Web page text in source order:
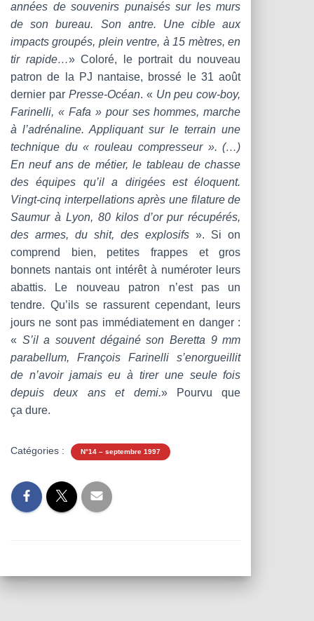
années de souvenirs punaisés sur les murs
de son bureau. Son antre. Une cible aux
impacts groupés, plein ventre, à 15 mètres, en
tir rapide…» Coloré, le portrait du nouveau
patron de la PJ nantaise, brossé le 31 août
dernier par Presse-Océan. « Un peu cow-boy,
Farinelli, « Fafa » pour ses hommes, marche
à l’adrénaline. Appliquant sur le terrain une
technique du « rouleau compresseur ». (…)
En neuf ans de métier, le tableau de chasse
des équipes qu’il a dirigées est éloquent.
Vingt-cinq interpellations après une filature de
Saumur à Lyon, 80 kilos d’or pur récupérés,
des armes, du shit, des explosifs ». Si on
comprend bien, petites frappes et gros
bonnets nantais ont intérêt à numéroter leurs
abattis. Le nouveau patron n’est pas un
tendre. Qu’ils se rassurent cependant, leurs
jours ne sont pas immédiatement en danger :
« S’il a souvent dégainé son Beretta 9 mm
parabellum, François Farinelli s’enorgueillit
de n’avoir jamais eu à tirer une seule fois
depuis deux ans et demi.» Pourvu que
ça dure.
Catégories : N°14 – septembre 1997